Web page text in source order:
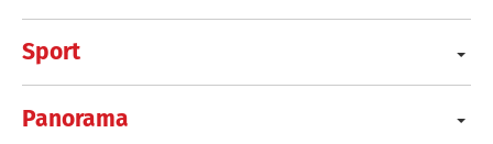
Sport
Panorama